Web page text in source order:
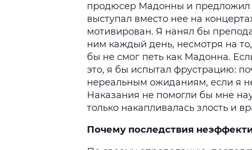
продюсер Мадонны и предложил
выступал вместо нее на
мотивирован. Я нанял бы
ним каждый день, несмотря на
бы не смог петь как Мадонна.
это, я бы испытал фрустрацию:
нереальным ожиданиям, если я
Наказания не помогли бы мне
только накапливалась злость и
Почему последствия